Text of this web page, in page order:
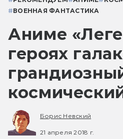
#ВОЕННАЯ ФАНТАСТИКА
Аниме
героях
Борис Невский
21 апреля 2018 г.